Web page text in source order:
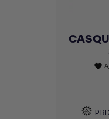
favorite